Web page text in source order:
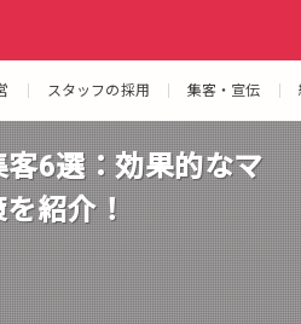
スタッフの採用 集客・宣伝
6選：効果的なマ
紹介！